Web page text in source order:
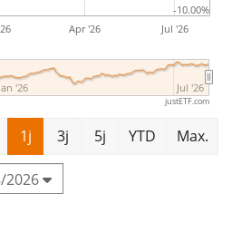
Apr '26 Jul '26
Jan '26 Jul '26
-10.00%
justETF.com
1j 3j 5j YTD Max.
2026